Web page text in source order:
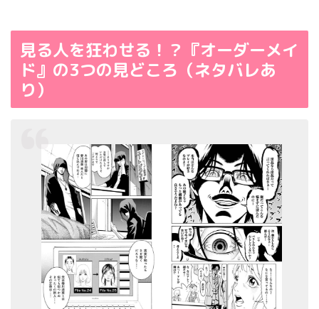
見る人を狂わせる！？『オーダーメイ
ド』の3つの見どころ（ネタバレあ
り）